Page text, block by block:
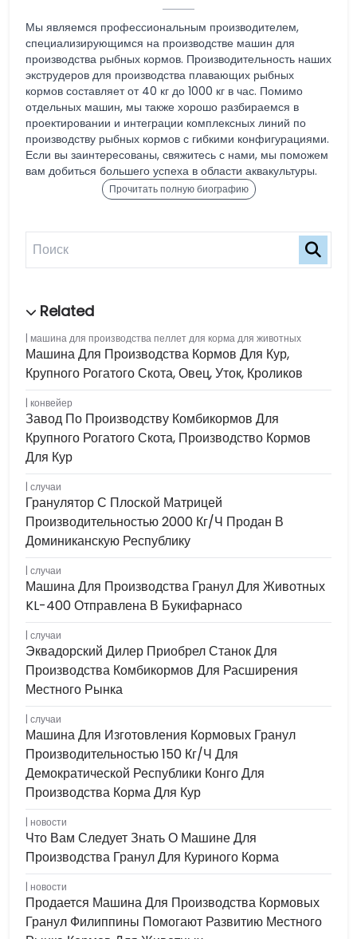
Мы являемся профессиональным производителем,
специализирующимся на производстве машин для
производства рыбных кормов. Производительность наших
экструдеров для производства плавающих рыбных
кормов составляет от 40 кг до 1000 кг в час. Помимо
отдельных машин, мы также хорошо разбираемся в
проектировании и интеграции комплексных линий по
производству рыбных кормов с гибкими конфигурациями.
Если вы заинтересованы, свяжитесь с нами, мы поможем
вам добиться большего успеха в области аквакультуры.
Прочитать полную биографию
машина для производства пеллет для корма для животных
Машина Для Производства Кормов Для Кур,
Крупного Рогатого Скота, Овец, Уток, Кроликов
конвейер
Завод По Производству Комбикормов Для
Крупного Рогатого Скота, Производство Кормов
Для Кур
случаи
Гранулятор С Плоской Матрицей
Производительностью 2000 Кг/ч Продан В
Доминиканскую Республику
случаи
Машина Для Производства Гранул Для Животных
KL-400 Отправлена ​​в Букифарнасо
случаи
Эквадорский Дилер Приобрел Станок Для
Производства Комбикормов Для Расширения
Местного Рынка
случаи
Машина Для Изготовления Кормовых Гранул
Производительностью 150 Кг/ч Для
Демократической Республики Конго Для
Производства Корма Для Кур
новости
Что Вам Следует Знать О Машине Для
Производства Гранул Для Куриного Корма
новости
Продается Машина Для Производства Кормовых
Гранул Филиппины Помогают Развитию Местного